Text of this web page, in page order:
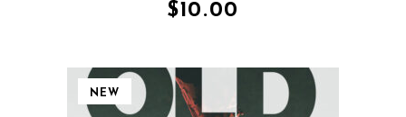
$10.00
NEW